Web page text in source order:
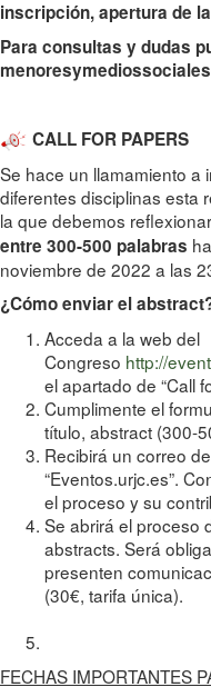
inscripción, apertura de
Para consultas y dudas
CALL FOR PAPERS
Se hace un llamamiento a
diferentes disciplinas esta
la que debemos
entre 300-500 palabras
noviembre de 2022 a las
¿Cómo enviar el
Acceda a la web del
Congreso http://
el apartado de “Call
Cumplimente el
título, abstract (300-
Recibirá un correo
“Eventos.urjc.es”.
el proceso y su
Se abrirá el proceso
abstracts. Será
presenten
(30€, tarifa única).
FECHAS IMPORTANTES